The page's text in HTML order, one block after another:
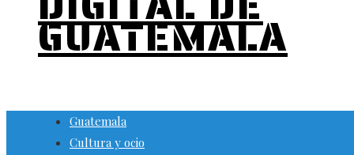
GUATEMALA
Guatemala
Cultura y ocio